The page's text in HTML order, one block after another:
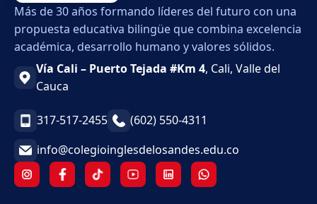
Más de 30 años formando líderes del futuro con una
propuesta educativa bilingüe que combina excelencia
académica, desarrollo humano y valores sólidos.
Vía Cali – Puerto Tejada #Km 4, Cali, Valle del
Cauca
317-517-2455
(602) 550-4311
info@colegioinglesdelosandes.edu.co